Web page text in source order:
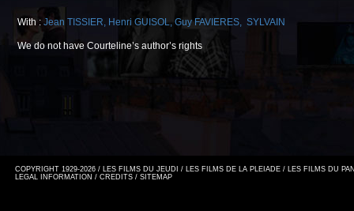
With : Jean TISSIER, Henri GUISOL, Guy FAVIERES, SYLVAIN
We do not have Courteline’s author’s rights
COPYRIGHT 1929-2026 / LES FILMS DU JEUDI / LES FILMS DE LA PLEIADE / LES FILMS DU
LEGAL INFORMATION / CREDITS / SITEMAP